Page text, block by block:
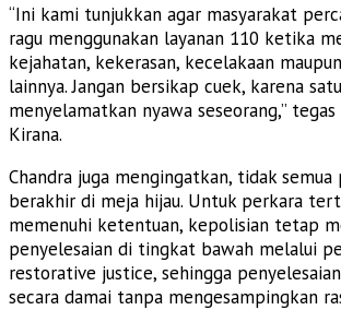
“Ini kami tunjukkan agar masyarakat
ragu menggunakan layanan 110 ketika
kejahatan, kekerasan, kecelakaan
lainnya. Jangan bersikap cuek, karena
menyelamatkan nyawa seseorang,”
Kirana.
Chandra juga mengingatkan, tidak semua
berakhir di meja hijau. Untuk perkara
memenuhi ketentuan, kepolisian tetap
penyelesaian di tingkat bawah melalui
restorative justice, sehingga
secara damai tanpa mengesampingkan